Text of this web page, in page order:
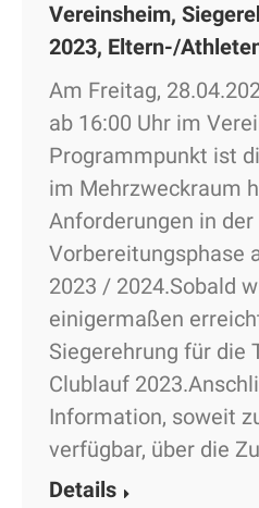
Vereinsheim,
2023, Eltern-/
Am Freitag,
ab 16:00 Uhr im
Programmpunkt ist
im Mehrzweckraum
Anforderungen in der
Vorbereitungsphase
2023 / 2024.Sobald
einigermaßen
Siegerehrung für die
Clublauf
Information, soweit
verfügbar, über die
Details